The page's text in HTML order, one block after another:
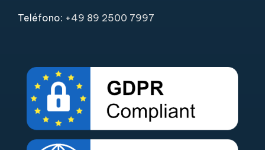
Teléfono: +49 89 2500 7997